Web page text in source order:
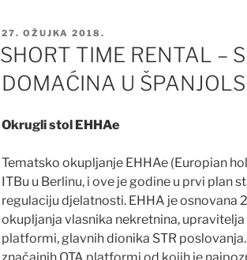
OBJAVLJENO
27. OŽUJKA 2018.
SHORT TIME RENTAL –
DOMAĆINA U
Okrugli stol EHHAe
Tematsko okupljanje EHHAe (Europian
ITBu u Berlinu, i ove je godine u prvi plan
regulaciju djelatnosti. EHHA je osnovana
okupljanja vlasnika nekretnina, upravitelja
platformi, glavnih dionika STR